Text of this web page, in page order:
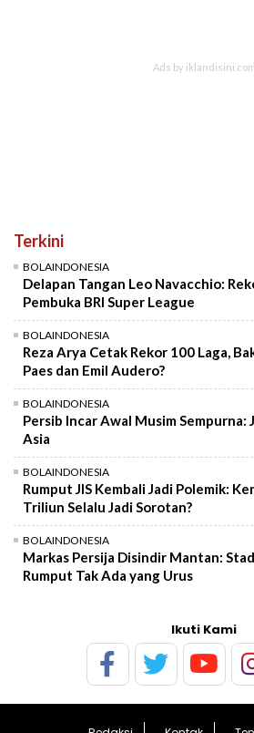
Terkini
BOLAINDONESIA
Delapan Tangan Leo Navacchio:
Pembuka BRI Super League
BOLAINDONESIA
Reza Arya Cetak Rekor 100 Laga,
Paes dan Emil Audero?
BOLAINDONESIA
Persib Incar Awal Musim Sempurna:
Asia
BOLAINDONESIA
Rumput JIS Kembali Jadi Polemik:
Triliun Selalu Jadi Sorotan?
BOLAINDONESIA
Markas Persija Disindir Mantan:
Rumput Tak Ada yang Urus
Ikuti Kami